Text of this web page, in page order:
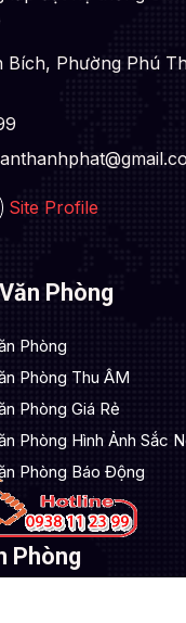
Bích, Phường Phú
Site Profile
Phòng
Phòng
Phòng Thu ÂM
Phòng Giá Rẻ
Phòng Hình Ảnh Sắc
Phòng Báo Động
Phòng